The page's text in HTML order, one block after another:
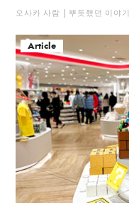
오사카 사람 뿌듯했던 이야기
Article